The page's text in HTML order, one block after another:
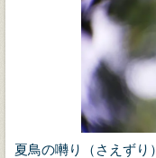
夏鳥の囀り（さえずり